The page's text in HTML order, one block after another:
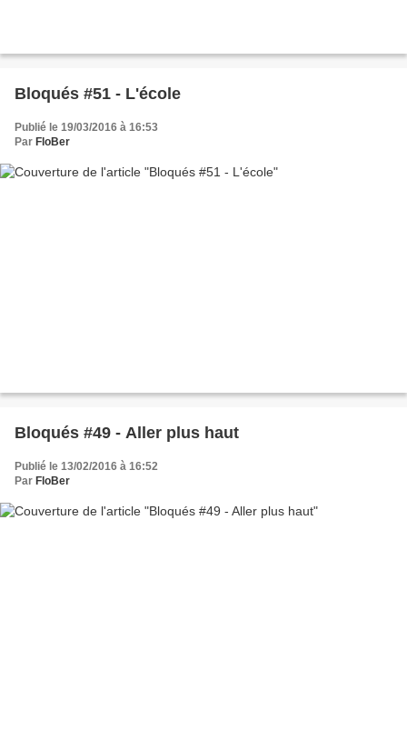
Bloqués #51 - L'école
Publié le 19/03/2016 à 16:53
Par FloBer
Bloqués #49 - Aller plus haut
Publié le 13/02/2016 à 16:52
Par FloBer